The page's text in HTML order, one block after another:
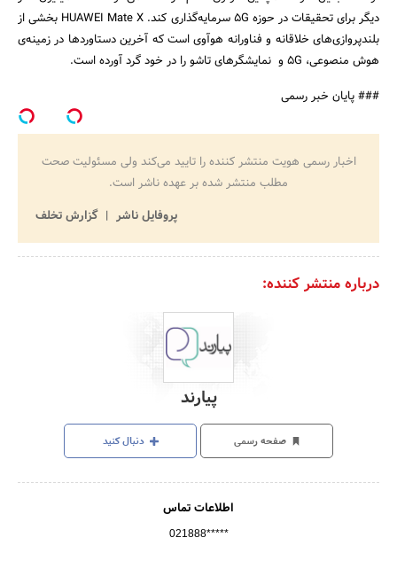
دیگر برای تحقیقات در حوزه 5G سرمایه‌گذاری کند. HUAWEI Mate X بخشی از
بلندپروازی‌های خلاقانه و فناورانه هوآوی است که آخرین دستاوردها در زمینه‌ی
هوش منصوعی، 5G و نمایشگرهای تاشو را در خود گرد آورده است.
### پایان خبر رسمی
اخبار رسمی هویت منتشر کننده را تایید می‌کند ولی مسئولیت صحت
مطلب منتشر شده بر عهده ناشر است.
پروفایل ناشر
گزارش تخلف
درباره منتشر کننده:
پیارند
صفحه رسمی دنبال کنید
اطلاعات تماس
021888*****